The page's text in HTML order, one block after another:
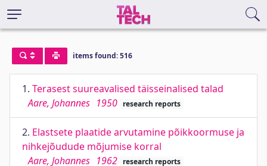
items found: 516
1. Terasest suureavalised täisseinalised talad
Aare, Johannes 1950 research reports
2. Elastsete plaatide arvutamine põikkoormuse ja
nihkejõudude mõjumise korral
Aare, Johannes 1962 research reports